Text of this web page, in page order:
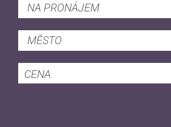
NA PRONÁJEM
MĚSTO
CENA